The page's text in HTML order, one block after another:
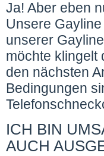
Ja! Aber eben
Unsere
unserer
möchte klingelt
den nächsten
Bedingungen
ICH BIN
AUCH